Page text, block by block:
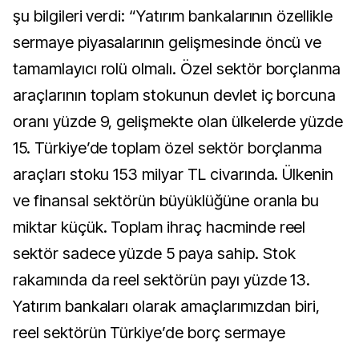
şu bilgileri verdi: “Yatırım bankalarının özellikle
sermaye piyasalarının gelişmesinde öncü ve
tamamlayıcı rolü olmalı. Özel sektör borçlanma
araçlarının toplam stokunun devlet iç borcuna
oranı yüzde 9, gelişmekte olan ülkelerde yüzde
15. Türkiye’de toplam özel sektör borçlanma
araçları stoku 153 milyar TL civarında. Ülkenin
ve finansal sektörün büyüklüğüne oranla bu
miktar küçük. Toplam ihraç hacminde reel
sektör sadece yüzde 5 paya sahip. Stok
rakamında da reel sektörün payı yüzde 13.
Yatırım bankaları olarak amaçlarımızdan biri,
reel sektörün Türkiye’de borç sermaye